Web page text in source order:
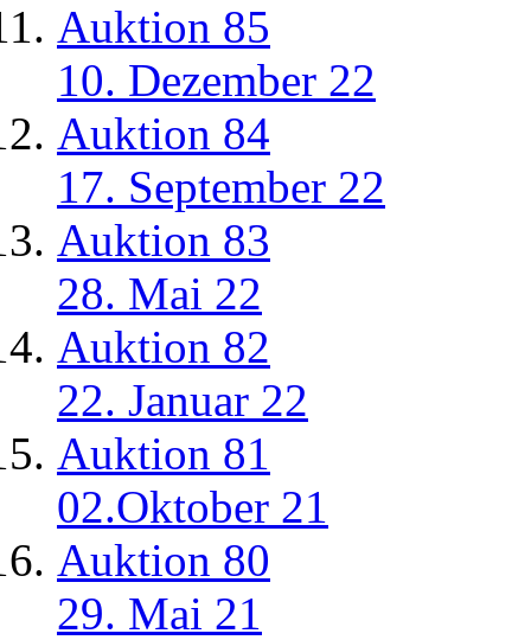
Auktion 85
10. Dezember 22
Auktion 84
17. September 22
Auktion 83
28. Mai 22
Auktion 82
22. Januar 22
Auktion 81
02.Oktober 21
Auktion 80
29. Mai 21